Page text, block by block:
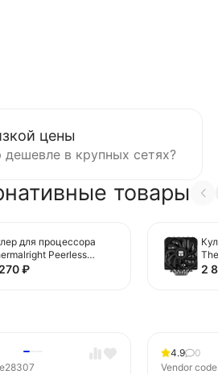
цены
в крупных сетях?
товары
для процессора
Peerless
140 Black
₽ 2
28307
4.9
0
Vendor code